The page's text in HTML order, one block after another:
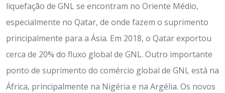
liquefação de GNL se encontram no Oriente Médio,
especialmente no Qatar, de onde fazem o suprimento
principalmente para a Ásia. Em 2018, o Qatar exportou
cerca de 20% do fluxo global de GNL. Outro importante
ponto de suprimento do comércio global de GNL está na
África, principalmente na Nigéria e na Argélia. Os novos